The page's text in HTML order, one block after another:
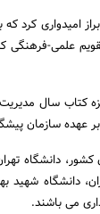
امیدواری کرد
علمی-فرهنگی
کتاب سال
عهده سازمان
دانشگاه
دانشگاه
می باشند.